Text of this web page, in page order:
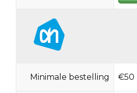
Minimale bestelling €50